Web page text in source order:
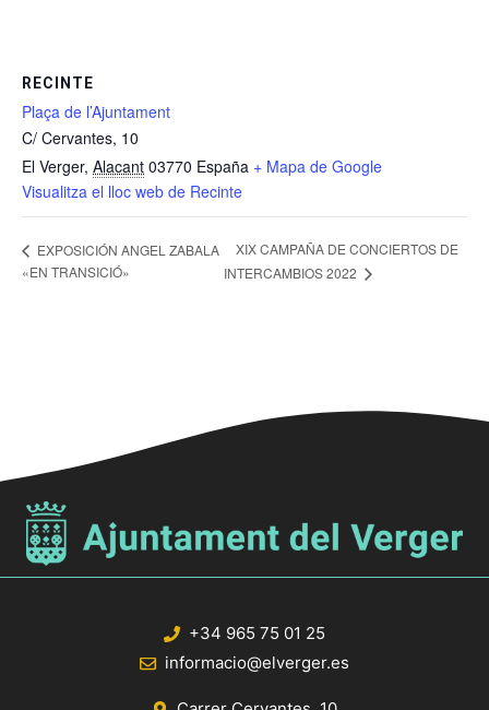
RECINTE
Plaça de l’Ajuntament
C/ Cervantes, 10
El Verger, Alacant 03770 España + Mapa de Google
Visualitza el lloc web de Recinte
EXPOSICIÓN ANGEL ZABALA
«EN TRANSICIÓ»
XIX CAMPAÑA DE CONCIERTOS DE
INTERCAMBIOS 2022
+34 965 75 01 25
informacio@elverger.es